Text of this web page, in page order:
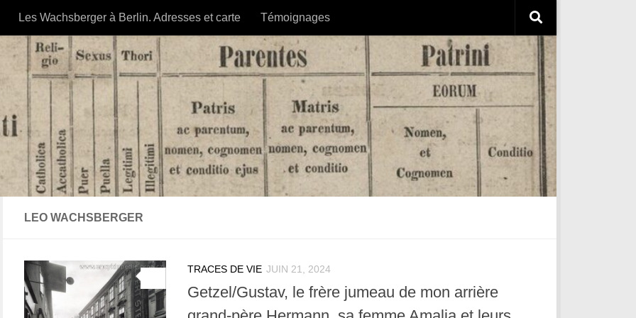
Les Wachsberger à Berlin. Adresses et carte Témoignages
LEO WACHSBERGER
TRACES DE VIE JUIN 21, 2024
Getzel/Gustav, le frère jumeau de mon arrière